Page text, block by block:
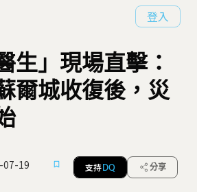
登入
生」現場直擊：
爾城收復後，災
07-19 支持 DQ 分享